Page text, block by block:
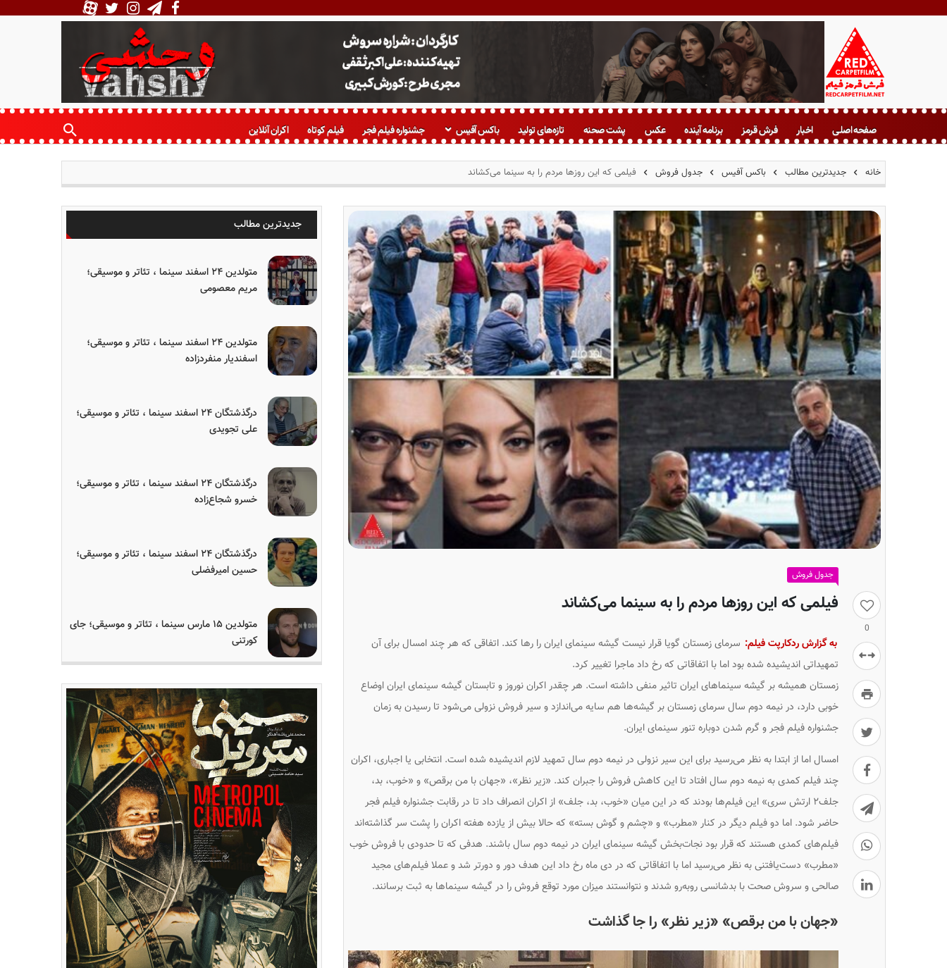
ف
ش
م
ز
صفحه اصلی اخبار فرش قرمز برنامه آینده عکس پشت صحنه تازه‌های تولید باکس آفیس جشنواره فیلم فجر فیلم کوتاه اکران آنلاین
خانه جدیدترین مطالب باکس آفیس جدول فروش فیلمی که این روزها مردم را به سینما می‌کشاند
0
جدول فروش
فیلمی که این روزها مردم را به سینما می‌کشاند
به گزارش ردکارپت فیلم: سرمای زمستان گویا قرار نیست گیشه سینمای ایران را رها کند. اتفاقی که هر چند امسال برای آن
تمهیداتی اندیشیده شده بود اما با اتفاقاتی که رخ داد ماجرا تغییر کرد.
زمستان همیشه بر گیشه سینماهای ایران تاثیر منفی داشته است. هر چقدر اکران نوروز و تابستان گیشه سینمای ایران اوضاع
خوبی دارد، در نیمه دوم سال سرمای زمستان بر گیشه‌ها هم سایه می‌اندازد و سیر فروش نزولی می‌شود تا رسیدن به زمان
جشنواره فیلم فجر و گرم شدن دوباره تنور سینمای ایران.
امسال اما از ابتدا به نظر می‌رسید برای این سیر نزولی در نیمه دوم سال تمهید لازم اندیشیده شده است. انتخابی یا اجباری، اکران
چند فیلم کمدی به نیمه دوم سال افتاد تا این کاهش فروش را جبران کند. «زیر نظر»، «جهان با من برقص» و «خوب، بد،
جلف۲ ارتش سری» این فیلم‌ها بودند که در این میان «خوب، بد، جلف» از اکران انصراف داد تا در رقابت جشنواره فیلم فجر
حاضر شود. اما دو فیلم دیگر در کنار «مطرب» و «چشم و گوش بسته» که حالا بیش از یازده هفته اکران را پشت سر گذاشته‌اند
فیلم‌های کمدی هستند که قرار بود نجات‌بخش گیشه سینمای ایران در نیمه دوم سال باشند. هدفی که تا حدودی با فروش خوب
«مطرب» دست‌یافتنی به نظر می‌رسید اما با اتفاقاتی که در دی ماه رخ داد این هدف دور و دورتر شد و عملا فیلم‌های مجید
صالحی و سروش صحت با بدشانسی روبه‌رو شدند و نتوانستند میزان مورد توقع فروش را در گیشه سینماها به ثبت برسانند.
«جهان با من برقص» «زیر نظر» را جا گذاشت
جدیدترین مطالب
متولدین ۲۴ اسفند سینما ، تئاتر و موسیقی؛
مریم معصومی
متولدین ۲۴ اسفند سینما ، تئاتر و موسیقی؛
اسفندیار منفردزاده
درگذشتگان ۲۴ اسفند سینما ، تئاتر و موسیقی؛
علی تجویدی
درگذشتگان ۲۴ اسفند سینما ، تئاتر و موسیقی؛
خسرو شجاع‌زاده
درگذشتگان ۲۴ اسفند سینما ، تئاتر و موسیقی؛
حسین امیرفضلی
متولدین ۱۵ مارس سینما ، تئاتر و موسیقی؛ جای
کورتنی